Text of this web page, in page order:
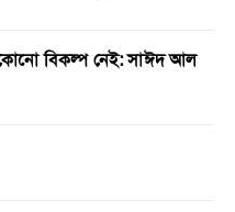
কোনো বিকল্প নেই: সাঈদ আল